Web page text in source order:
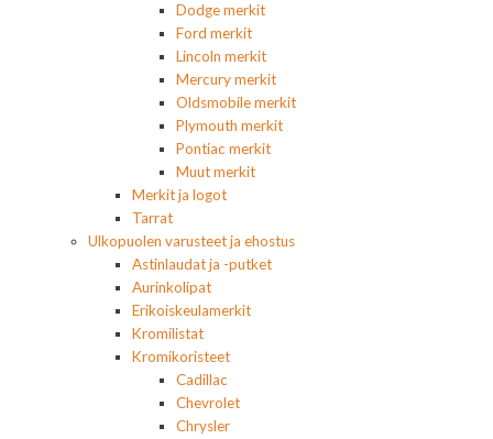
Dodge merkit
Ford merkit
Lincoln merkit
Mercury merkit
Oldsmobile merkit
Plymouth merkit
Pontiac merkit
Muut merkit
Merkit ja logot
Tarrat
Ulkopuolen varusteet ja ehostus
Astinlaudat ja -putket
Aurinkolipat
Erikoiskeulamerkit
Kromilistat
Kromikoristeet
Cadillac
Chevrolet
Chrysler